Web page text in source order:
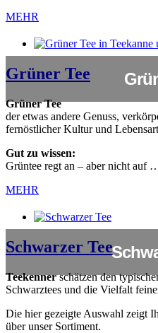
MEHR
Grüner Tee
Grüner Tee
der etwas andere Genuss,
fernöstlicher Kultur und
Gut zu wissen:
Grüntee regt an – aber nicht auf
MEHR
Schwarzer Tee
Teekennerschätzen den
Schwarztees und die Vielfalt
Die hier gezeigte Auswahl zeigt
über unser Sortiment.